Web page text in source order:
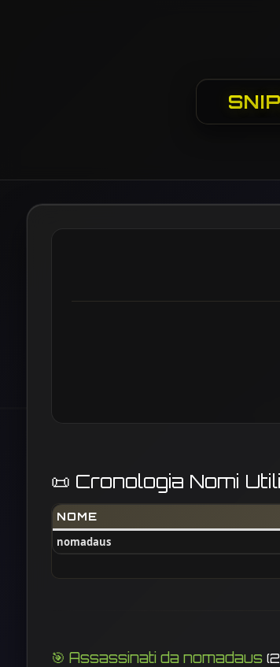
📜 Cronologia Nomi
NOME
nomadaus
🎯 Assassinati da nomadaus